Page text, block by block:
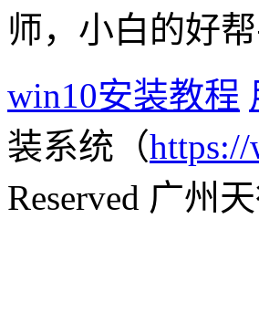
师，小白的好帮
win10安装教程
装系统（
Reserved 广州